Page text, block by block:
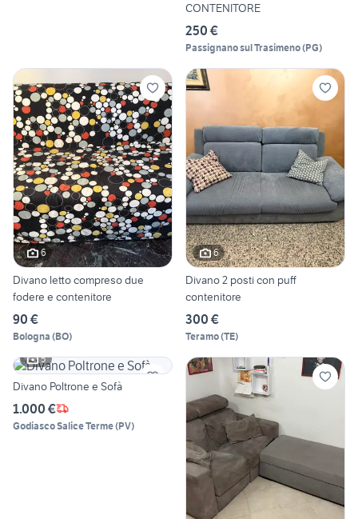
CONTENITORE
250 €
Passignano sul Trasimeno(PG)
6
Divano letto compreso due
fodere e contenitore
90 €
Bologna (BO)
6
Divano 2 posti con puff
contenitore
300 €
Teramo(TE)
5
Divano Poltrone e Sofà
1.000 €
Godiasco Salice Terme(PV)